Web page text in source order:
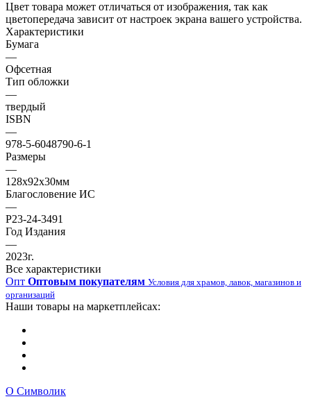
Цвет товара может отличаться от изображения, так как
цветопередача зависит от настроек экрана вашего устройства.
Характеристики
Бумага
—
Офсетная
Тип обложки
—
твердый
ISBN
—
978-5-6048790-6-1
Размеры
—
128х92х30мм
Благословение ИС
—
Р23-24-3491
Год Издания
—
2023г.
Все характеристики
Опт Оптовым покупателям Условия для храмов, лавок, магазинов и
организаций
Наши товары на маркетплейсах:
О Символик